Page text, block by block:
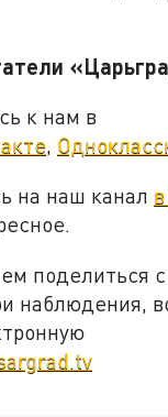
к нам в
,
на наш канал
поделиться с
наблюдения,